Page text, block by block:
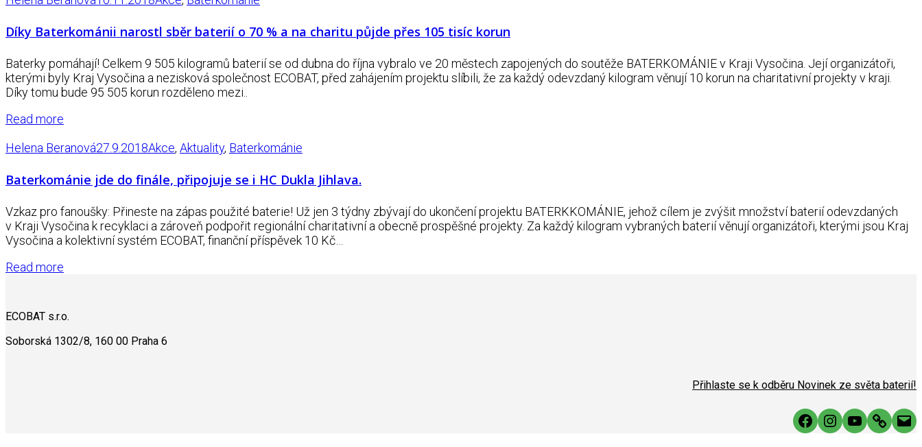
Díky Baterkománii narostl sběr baterií o 70 % a na charitu půjde přes 105 tisíc korun
Baterky pomáhají! Celkem 9 505 kilogramů baterií se od dubna do října vybralo ve 20 městech zapojených do soutěže BATERKOMÁNIE v Kraji Vysočina. Její organizátoři,
kterými byly Kraj Vysočina a nezisková společnost ECOBAT, před zahájením projektu slíbili, že za každý odevzdaný kilogram věnují 10 korun na charitativní projekty v kraji.
Díky tomu bude 95 505 korun rozděleno mezi..
Read more
Helena Beranová27.9.2018Akce, Aktuality, Baterkománie
Baterkománie jde do finále, připojuje se i HC Dukla Jihlava.
Vzkaz pro fanoušky: Přineste na zápas použité baterie! Už jen 3 týdny zbývají do ukončení projektu BATERKKOMÁNIE, jehož cílem je zvýšit množství baterií odevzdaných
v Kraji Vysočina k recyklaci a zároveň podpořit regionální charitativní a obecně prospěšné projekty. Za každý kilogram vybraných baterií věnují organizátoři, kterými jsou Kraj
Vysočina a kolektivní systém ECOBAT, finanční příspěvek 10 Kč…
Read more
ECOBAT s.r.o.
Soborská 1302/8, 160 00 Praha 6
Přihlaste se k odběru Novinek ze světa baterií!
Facebook
Instagram
YouTube
Link